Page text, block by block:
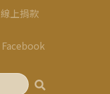
線上捐款
Facebook